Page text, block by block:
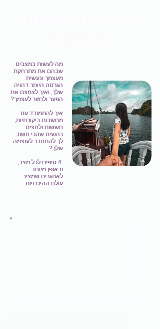
מה לעשות במצבים
שבהם את מתרחקת
מעצמך ונעשית
הגרסה היותר דהויה
שלך, ואיך לצמצם את
הפער ולחזור לעצמך?
איך להתמודד עם
מחשבות ביקורתיות,
חששות ולחצים
ברגעים שהכי חשוב
לך להתחבר לעוצמה
שלך?
4 טיפים לכל מצב,
ובאופן מיוחד
לאתגרים שמציב
עולם ההיכרויות.